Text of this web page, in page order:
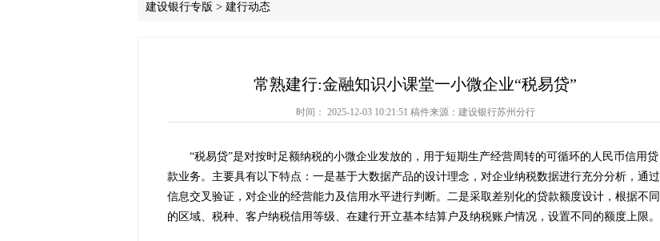
建设银行专版 > 建行动态
常熟建行:金融知识小课堂一小微企业“税易贷”
时间： 2025-12-03 10:21:51 稿件来源：建设银行苏州分行
“税易贷”是对按时足额纳税的小微企业发放的，用于短期生产经营周转的可循环的人民币信用贷
款业务。主要具有以下特点：一是基于大数据产品的设计理念，对企业纳税数据进行充分分析，通过
信息交叉验证，对企业的经营能力及信用水平进行判断。二是采取差别化的贷款额度设计，根据不同
的区域、税种、客户纳税信用等级、在建行开立基本结算户及纳税账户情况，设置不同的额度上限。